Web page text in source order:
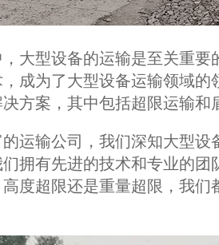
大型设备的运输是至关重
成为了大型设备运输领域
方案，其中包括超限运输和
运输公司，我们深知大型
拥有先进的技术和专业的团
度超限还是重量超限，我